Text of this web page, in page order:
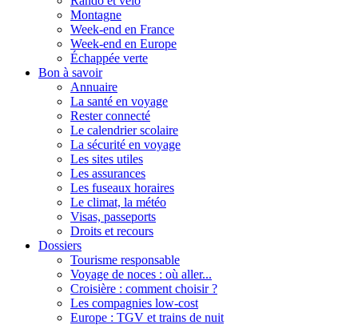
Montagne
Week-end en France
Week-end en Europe
Échappée verte
Bon à savoir
Annuaire
La santé en voyage
Rester connecté
Le calendrier scolaire
La sécurité en voyage
Les sites utiles
Les assurances
Les fuseaux horaires
Le climat, la météo
Visas, passeports
Droits et recours
Dossiers
Tourisme responsable
Voyage de noces : où aller...
Croisière : comment choisir ?
Les compagnies low-cost
Europe : TGV et trains de nuit